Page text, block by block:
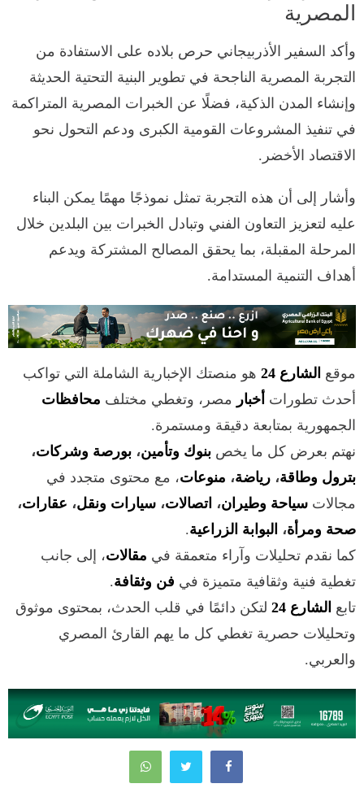
المصرية
وأكد السفير الأذربيجاني حرص بلاده على الاستفادة من
التجربة المصرية الناجحة في تطوير البنية التحتية الحديثة
وإنشاء المدن الذكية، فضلًا عن الخبرات المصرية المتراكمة
في تنفيذ المشروعات القومية الكبرى ودعم التحول نحو
الاقتصاد الأخضر.
وأشار إلى أن هذه التجربة تمثل نموذجًا مهمًا يمكن البناء
عليه لتعزيز التعاون الفني وتبادل الخبرات بين البلدين خلال
المرحلة المقبلة، بما يحقق المصالح المشتركة ويدعم
أهداف التنمية المستدامة.
موقع الشارع 24
هو منصتك الإخبارية الشاملة التي تواكب
أحدث تطورات أخبار مصر، وتغطي مختلف محافظات
الجمهورية بمتابعة دقيقة ومستمرة.
نهتم بعرض كل ما يخص بنوك وتأمين، بورصة وشركات،
بترول وطاقة، رياضة، منوعات، مع محتوى متجدد في
مجالات سياحة وطيران، اتصالات، سيارات ونقل، عقارات،
صحة ومرأة، البوابة الزراعية.
كما نقدم تحليلات وآراء متعمقة في مقالات، إلى جانب
تغطية فنية وثقافية متميزة في فن وثقافة.
تابع الشارع 24
لتكن دائمًا في قلب الحدث، بمحتوى موثوق
وتحليلات حصرية تغطي كل ما يهم القارئ المصري
والعربي.